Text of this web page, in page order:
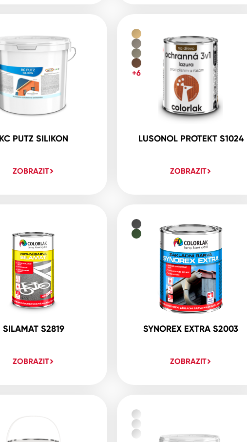
PUTZ SILIKON
ZOBRAZIT
LUSONOL PROTEKT S1024
ZOBRAZIT
+6
SILAMAT S2819
ZOBRAZIT
SYNOREX EXTRA S2003
ZOBRAZIT